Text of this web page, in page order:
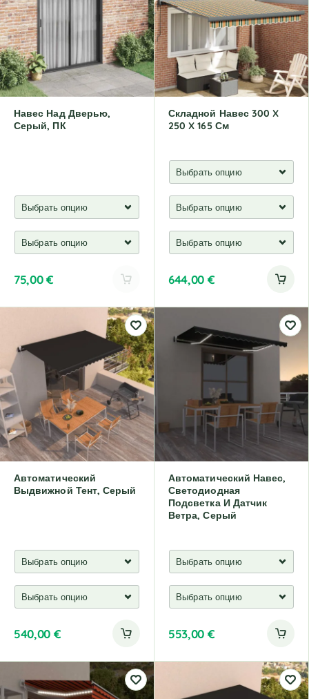
n
a
t
i
v
e
:
Навес Над Дверью,
Серый, ПК
75,00€
e
r
a
t
i
v
e
:
Складной Навес 300 X
250 X 165 См
644,00 €
Автоматический
Выдвижной Тент, Серый
540,00 €
Автоматический Навес,
Светодиодная
Подсветка И Датчик
Ветра, Серый
553,00 €